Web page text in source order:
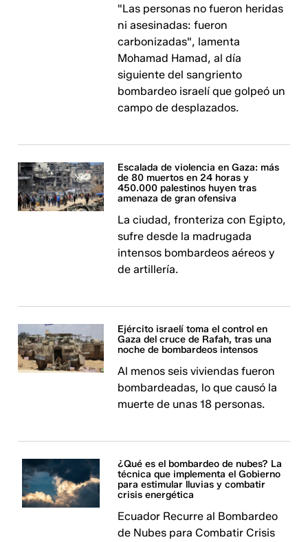
"Las personas no fueron heridas
ni asesinadas: fueron
carbonizadas", lamenta
Mohamad Hamad, al día
siguiente del sangriento
bombardeo israelí que golpeó un
campo de desplazados.
Escalada de violencia en Gaza: más
de 80 muertos en 24 horas y
450.000 palestinos huyen tras
amenaza de gran ofensiva
La ciudad, fronteriza con Egipto,
sufre desde la madrugada
intensos bombardeos aéreos y
de artillería.
Ejército israelí toma el control en
Gaza del cruce de Rafah, tras una
noche de bombardeos intensos
Al menos seis viviendas fueron
bombardeadas, lo que causó la
muerte de unas 18 personas.
¿Qué es el bombardeo de nubes? La
técnica que implementa el Gobierno
para estimular lluvias y combatir
crisis energética
Ecuador Recurre al Bombardeo
de Nubes para Combatir Crisis